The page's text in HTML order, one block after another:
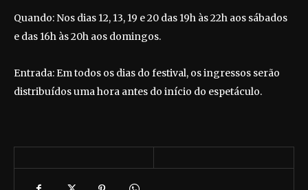
Quando: Nos dias 12, 13, 19 e 20 das 19h às 22h aos sábados
e das 16h às 20h aos domingos.
Entrada: Em todos os dias do festival, os ingressos serão
distribuídos uma hora antes do início do espetáculo.